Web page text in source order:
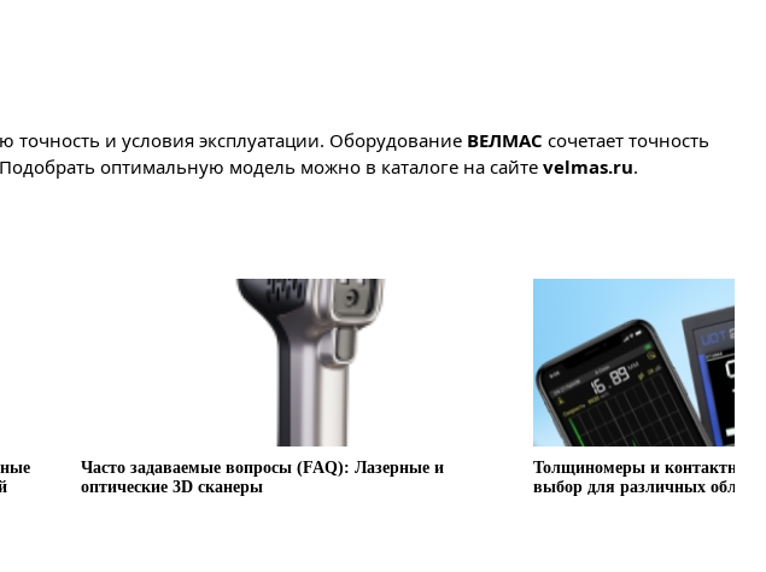
точность и условия эксплуатации. Оборудование ВЕЛМАС сочетает точность
оптимальную модель можно в каталоге на сайте velmas.ru.
Часто задаваемые вопросы (FAQ): Лазерные и
оптические 3D сканеры
Толщиномеры и контактные
выбор для различных